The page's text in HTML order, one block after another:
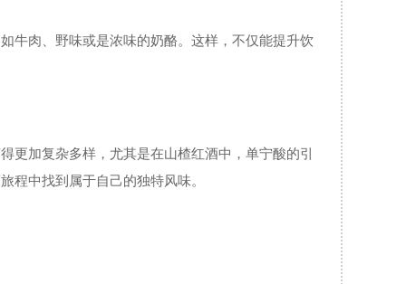
牛肉、野味或是浓味的奶酪。这样，不仅能提升饮
更加复杂多样，尤其是在山楂红酒中，单宁酸的引
程中找到属于自己的独特风味。